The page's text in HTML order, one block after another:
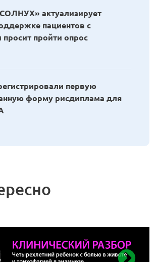
актуализирует
пациентов с
просит пройти опрос
первую
форму рисдиплама для